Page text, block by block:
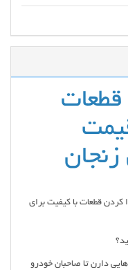
قطعات
کردن قطعات با کیفیت برای
دارن تا صاحبان خودرو